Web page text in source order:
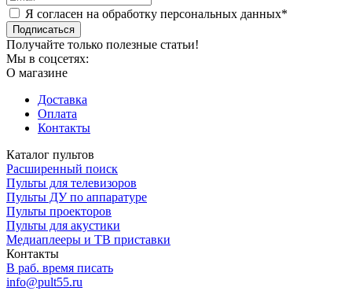
Я согласен на обработку персональных данных*
Подписаться
Получайте только полезные статьи!
Мы в соцсетях:
О магазине
Доставка
Оплата
Контакты
Каталог пультов
Расширенный поиск
Пульты для телевизоров
Пульты ДУ по аппаратуре
Пульты проекторов
Пульты для акустики
Медиаплееры и ТВ приставки
Контакты
В раб. время писать
info@pult55.ru